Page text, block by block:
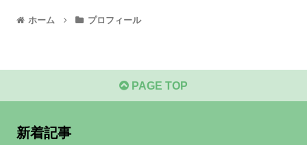
ホーム プロフィール
PAGE TOP
新着記事